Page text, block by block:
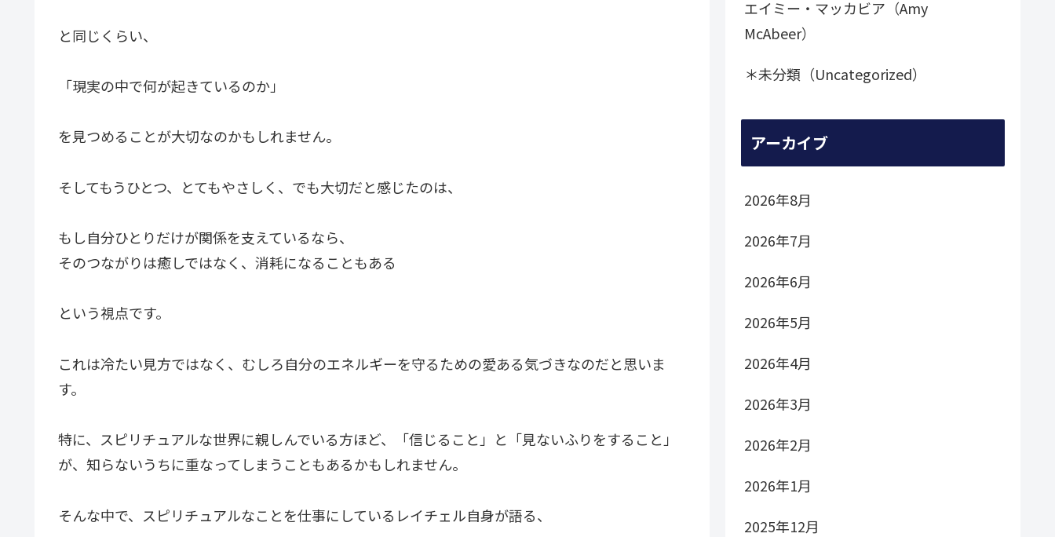
と同じくらい、
「現実の中で何が起きているのか」
を見つめることが大切なのかもしれません。
そしてもうひとつ、とてもやさしく、でも大切だと感じたのは、
もし自分ひとりだけが関係を支えているなら、
そのつながりは癒しではなく、消耗になることもある
という視点です。
これは冷たい見方ではなく、むしろ自分のエネルギーを守るための愛ある気づきなのだと思いま
す。
特に、スピリチュアルな世界に親しんでいる方ほど、「信じること」と「見ないふりをすること」
が、知らないうちに重なってしまうこともあるかもしれません。
そんな中で、スピリチュアルなことを仕事にしているレイチェル自身が語る、
エイミー・マッカビア（Amy
McAbeer）
＊未分類（Uncategorized）
アーカイブ
2026年8月
2026年7月
2026年6月
2026年5月
2026年4月
2026年3月
2026年2月
2026年1月
2025年12月